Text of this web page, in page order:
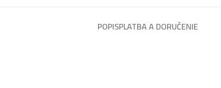
POPISPLATBA A DORUČENIE